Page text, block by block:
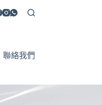
聯絡我們